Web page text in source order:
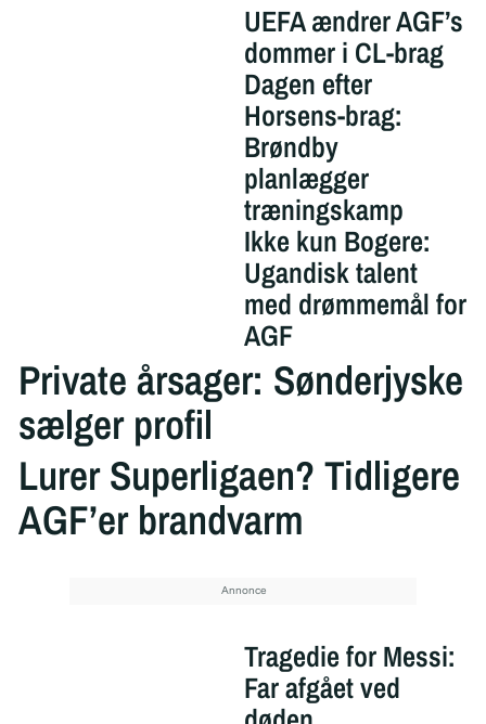
UEFA ændrer AGF’s
dommer i CL-brag
Dagen efter
Horsens-brag:
Brøndby
planlægger
træningskamp
Ikke kun Bogere:
Ugandisk talent
med drømmemål for
AGF
Private årsager: Sønderjyske
sælger profil
Lurer Superligaen? Tidligere
AGF’er brandvarm
Tragedie for Messi:
Far afgået ved